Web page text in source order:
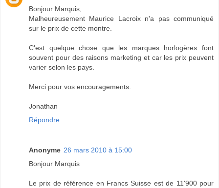
Bonjour Marquis,
Malheureusement Maurice Lacroix n'a pas communiqué
sur le prix de cette montre.
C'est quelque chose que les marques horlogères font
souvent pour des raisons marketing et car les prix peuvent
varier selon les pays.
Merci pour vos encouragements.
Jonathan
Répondre
Anonyme 26 mars 2010 à 15:00
Bonjour Marquis
Le prix de référence en Francs Suisse est de 11'900 pour